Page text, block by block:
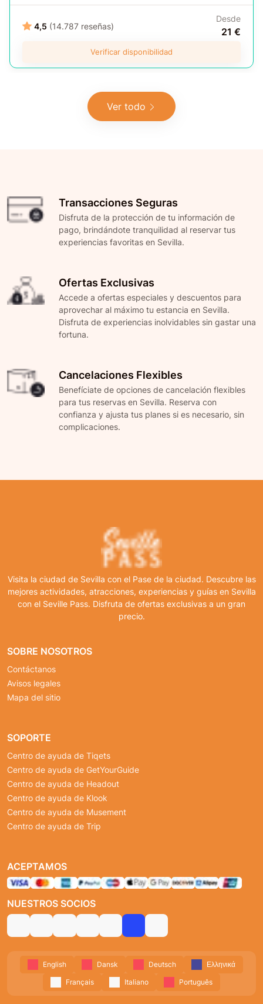
4,5 (14.787 reseñas)
Desde
21 €
Verificar disponibilidad
Ver todo
Transacciones Seguras
Disfruta de la protección de tu información de
pago, brindándote tranquilidad al reservar tus
experiencias favoritas en Sevilla.
Ofertas Exclusivas
Accede a ofertas especiales y descuentos para
aprovechar al máximo tu estancia en Sevilla.
Disfruta de experiencias inolvidables sin gastar una
fortuna.
Cancelaciones Flexibles
Benefíciate de opciones de cancelación flexibles
para tus reservas en Sevilla. Reserva con
confianza y ajusta tus planes si es necesario, sin
complicaciones.
Visita la ciudad de Sevilla con el Pase de la ciudad. Descubre las
mejores actividades, atracciones, experiencias y guías en Sevilla
con el Seville Pass. Disfruta de ofertas exclusivas a un gran
precio.
SOBRE NOSOTROS
Contáctanos
Avisos legales
Mapa del sitio
SOPORTE
Centro de ayuda de Tiqets
Centro de ayuda de GetYourGuide
Centro de ayuda de Headout
Centro de ayuda de Klook
Centro de ayuda de Musement
Centro de ayuda de Trip
ACEPTAMOS
NUESTROS SOCIOS
English Dansk Deutsch
Ελληνικά
Français
Italiano Português